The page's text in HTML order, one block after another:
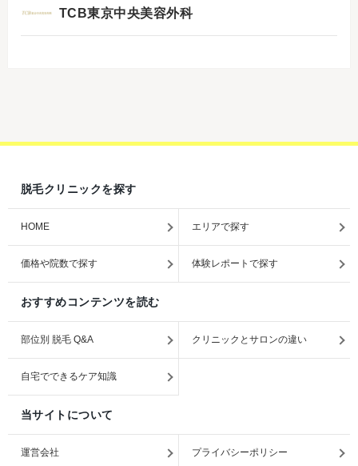
TCB東京中央美容外科
脱毛クリニックを探す
HOME エリアで探す
価格や院数で探す 体験レポートで探す
おすすめコンテンツを読む
部位別 脱毛 Q&A クリニックとサロンの違い
自宅でできるケア知識
当サイトについて
運営会社 プライバシーポリシー